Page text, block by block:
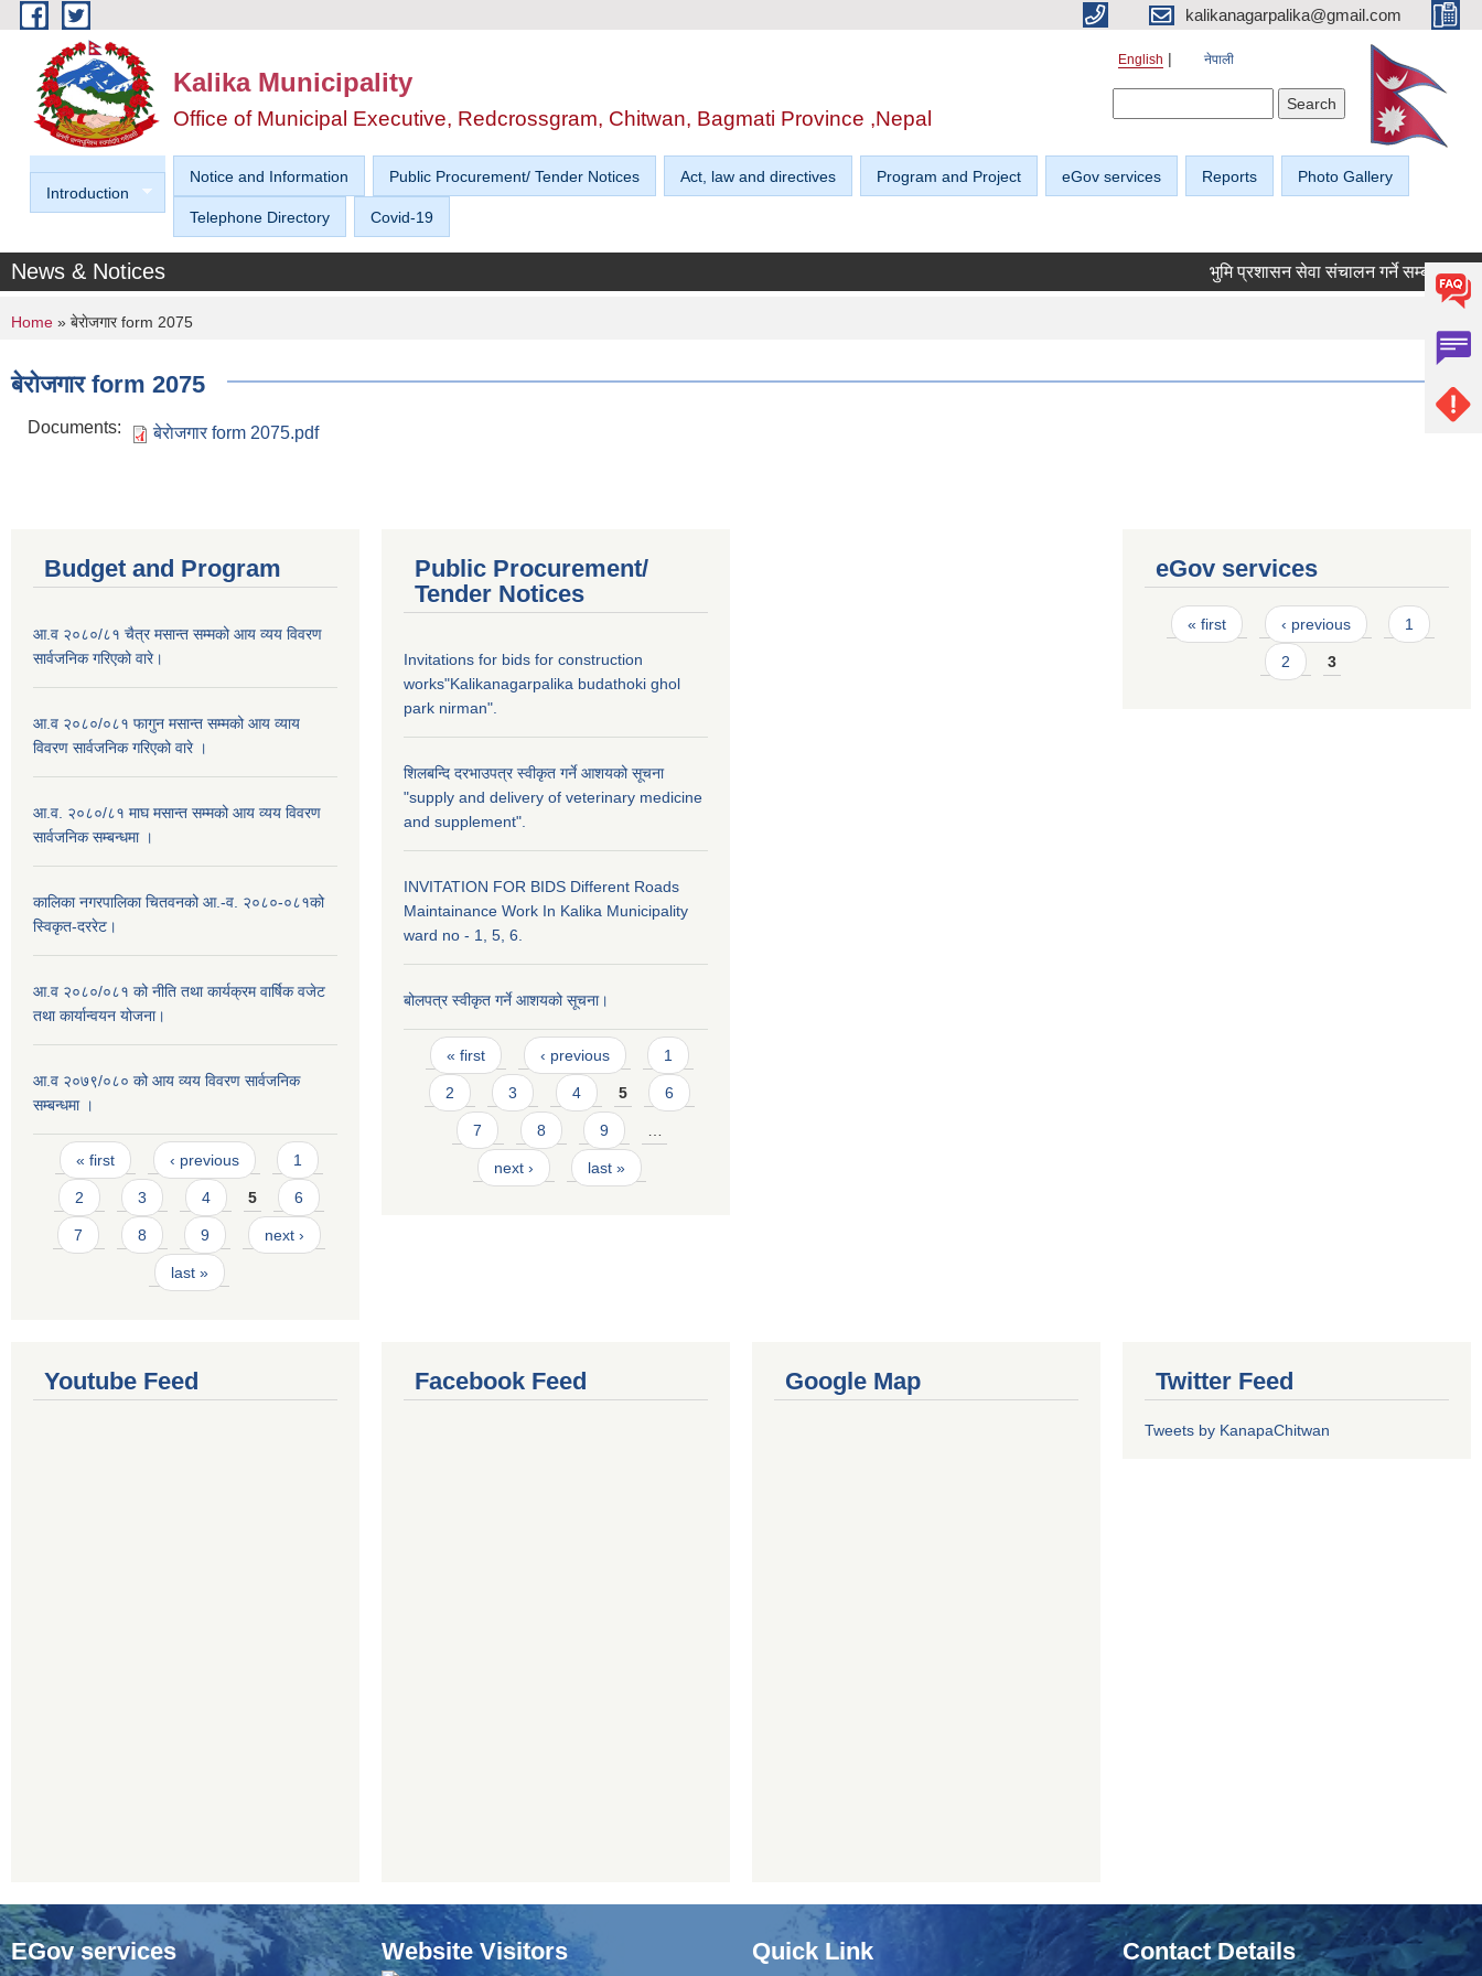
Skip to main content kalikanagarpalika@gmail.com
Kalika Municipality
Office of Municipal Executive, Redcrossgram, Chitwan, Bagmati Province ,Nepal
English नेपाली
Introduction
Notice and Information Public Procurement/ Tender Notices Act, law and directives Program and Project eGov services Reports Photo Gallery
Telephone Directory Covid-19
News & Notices भुमि प्रशासन सेवा संचालन गर्ने सम्बन्धी सूचना।
You are here
Home » बेराेजगार form 2075
बेराेजगार form 2075
Documents: बेराेजगार form 2075.pdf
Budget and Program
आ.व २०८०/८१ चैत्र मसान्त सम्मको आय व्यय विवरण
सार्वजनिक गरिएको वारे।
आ.व २०८०/०८१ फागुन मसान्त सम्मको आय व्याय
विवरण सार्वजनिक गरिएको वारे ।
आ.व. २०८०/८१ माघ मसान्त सम्मको आय व्यय विवरण
सार्वजनिक सम्बन्धमा ।
कालिका नगरपालिका चितवनको आ.-व. २०८०-०८१को
स्विकृत-दररेट।
आ.व २०८०/०८१ को नीति तथा कार्यक्रम वार्षिक वजेट
तथा कार्यान्वयन योजना।
आ.व २०७९/०८० को आय व्यय विवरण सार्वजनिक
सम्बन्धमा ।
Pages
« first ‹ previous 1
2 3 4 5 6
7 8 9 next ›
last »
Public Procurement/
Tender Notices
Invitations for bids for construction
works"Kalikanagarpalika budathoki ghol
park nirman".
शिलबन्दि दरभाउपत्र स्वीकृत गर्ने आशयको सूचना
"supply and delivery of veterinary medicine
and supplement".
INVITATION FOR BIDS Different Roads
Maintainance Work In Kalika Municipality
ward no - 1, 5, 6.
बोलपत्र स्वीकृत गर्ने आशयको सूचना।
Pages
« first ‹ previous 1
2 3 4 5 6
7 8 9
next › last »
eGov services
Pages
« first ‹ previous 1
2 3
Youtube Feed Facebook Feed Google Map Twitter Feed
Tweets by KanapaChitwan
EGov services Website Visitors Quick Link Contact Details